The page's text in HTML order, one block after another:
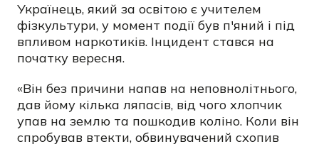
Українець, який за освітою є учителем
фізкультури, у момент події був п'яний і під
впливом наркотиків. Інцидент стався на
початку вересня.
«Він без причини напав на неповнолітнього,
дав йому кілька ляпасів, від чого хлопчик
упав на землю та пошкодив коліно. Коли він
спробував втекти, обвинувачений схопив